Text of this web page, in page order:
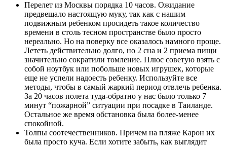
Перелет из Москвы порядка 10 часов. Ожидание
предвещало настоящую муку, так как с нашим
подвижным ребенком просидеть такое количество
времени в столь тесном пространстве было просто
нереально. Но на поверку все оказалось намного проще.
Лететь действительно долго, но 2 сна и 2 приема пищи
значительно сократили томление. Плюс советую взять с
собой ноутбук или побольше новых игрушек, которые
еще не успели надоесть ребенку. Используйте все
методы, чтобы в самый жаркий период отвлечь ребенка.
За 20 часов полета туда-обратно у нас было только 7
минут “пожарной” ситуации при посадке в Таиланде.
Остальное же время обстановка была более-менее
спокойной.
Толпы соотечественников. Причем на пляже Карон их
была просто куча. Если хотите забыть, как выглядит